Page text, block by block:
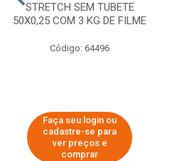
STRETCH SEM TUBETE
50X0,25 COM 3 KG DE FILME
Código: 64496
Faça seu login ou
cadastre-se para
ver preços e
comprar